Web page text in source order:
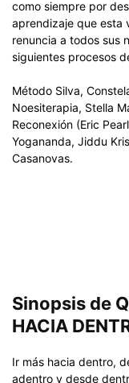
como siempre por
aprendizaje que esta
renuncia a todos sus
siguientes procesos
Método Silva,
Noesiterapia, Stella
Reconexión (Eric
Yogananda, Jiddu
Casanovas.
Sinopsis de
HACIA
Ir más hacia dentro,
adentro y desde